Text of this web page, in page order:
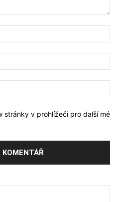
stránky v prohlížeči pro další mé